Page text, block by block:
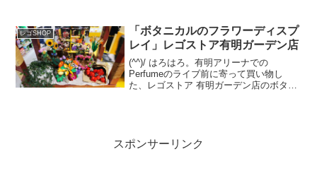
記念 レゴ スター・...
レゴSHOP
「ボタニカルのフラワーディスプ
レイ」レゴストア有明ガーデン店
(^^)/ はろはろ。有明アリーナでの
Perfumeのライブ前に寄って買い物し
た、レゴストア 有明ガーデン店のボタニ
スポンサーリンク